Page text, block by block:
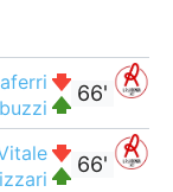
66'
66'